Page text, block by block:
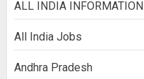
ALL INDIA INFORMATION
All India Jobs
Andhra Pradesh